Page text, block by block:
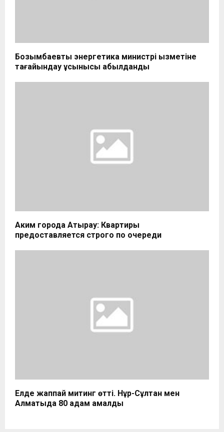
Бозымбаевты энергетика министрі қызметіне
тағайындау ұсынысы қабылданды
Аким города Атырау: Квартиры
предоставляется строго по очереди
Елде жаппай митинг өтті. Нұр-Сұлтан мен
Алматыда 80 адам қамалды